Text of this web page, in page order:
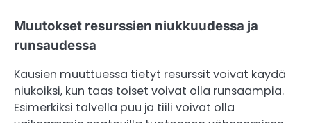
Muutokset resurssien niukkuudessa ja
runsaudessa
Kausien muuttuessa tietyt resurssit voivat käydä
niukoiksi, kun taas toiset voivat olla runsaampia.
Esimerkiksi talvella puu ja tiili voivat olla